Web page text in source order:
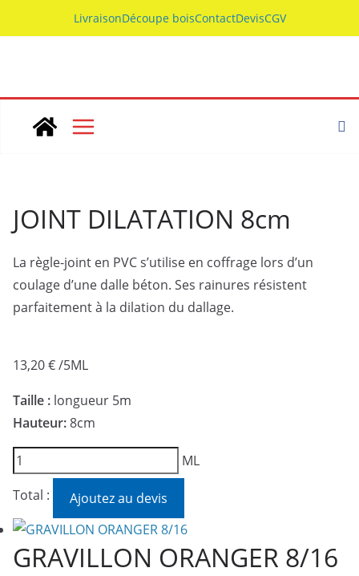
to
LivraisonDécoupe boisContactDevisCGV
JOINT DILATATION 8cm
La règle-joint en PVC s’utilise en coffrage lors d’un
coulage d’une dalle béton. Ses rainures résistent
parfaitement à la dilation du dallage.
13,20€/5ML
Taille : longueur 5m
Hauteur:8cm
quantité
de
JOINT
DILATATION
8cm
ML
Total :
Ajoutez au devis
GRAVILLON ORANGER 8/16